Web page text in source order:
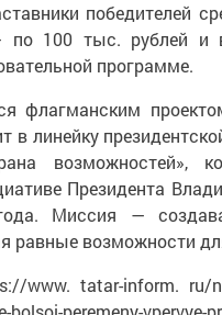
победителей
по 100 тыс. рублей и
программе.
флагманским
в линейку
возможностей»,
Президента
Миссия —
равные возможности
www. tatar-inform. ru/